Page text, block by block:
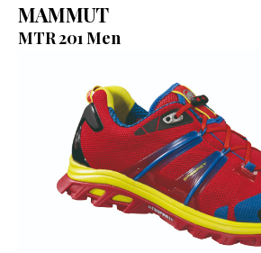
MAMMUT
MTR 201 Men